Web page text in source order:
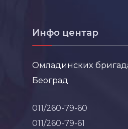
Инфо центар
Омладинских
Београд
011/260-79-60
011/260-79-61